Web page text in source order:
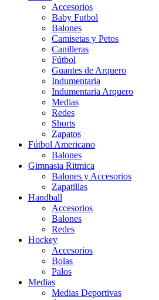
Accesorios
Baby Futbol
Balones
Camisetas y Petos
Canilleras
Fútbol
Guantes de Arquero
Indumentaria
Indumentaria Arquero
Medias
Redes
Shorts
Zapatos
Fútbol Americano
Balones
Gimnasia Ritmica
Balones y Accesorios
Zapatillas
Handball
Accesorios
Balones
Redes
Hockey
Accesorios
Bolas
Palos
Medias
Medias Deportivas